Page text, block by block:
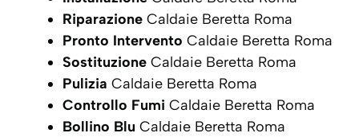
Riparazione Caldaie Beretta Roma
Pronto Intervento Caldaie Beretta Roma
Sostituzione Caldaie Beretta Roma
Pulizia Caldaie Beretta Roma
Controllo Fumi Caldaie Beretta Roma
Bollino Blu Caldaie Beretta Roma